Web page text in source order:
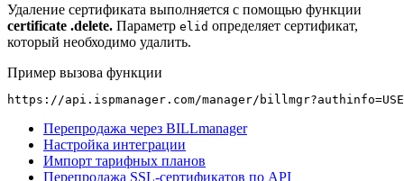
Удаление сертификата выполняется с помощью функции
certificate .delete. Параметр elid определяет сертификат,
который необходимо удалить.
Пример вызова функции
https://api.ispmanager.com/manager/
Перепродажа через BILLmanager
Настройка интеграции
Импорт тарифных планов
Перепродажа SSL-сертификатов по API